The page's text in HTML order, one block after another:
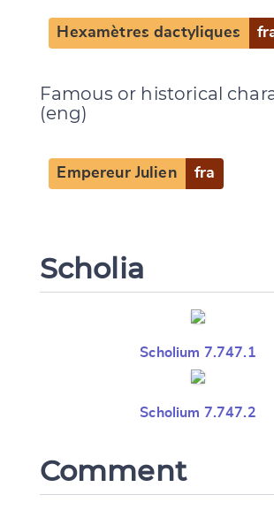
Hexamètres dactyliques
Famous or historical
(eng)
Empereur Julien fra
Scholia
Scholium 7.747.1
Scholium 7.747.2
Comment